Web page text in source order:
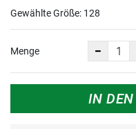
Gewählte Größe: 128
Menge
IN